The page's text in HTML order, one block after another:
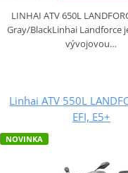
LINHAI ATV 650L
Gray/Black ​Linhai Landforce
vývojovou…
Linhai ATV 550L
EFI, E5+
NOVINKA